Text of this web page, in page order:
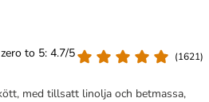
to 5: 4.7/5
(1621)
med tillsatt linolja och betmassa,